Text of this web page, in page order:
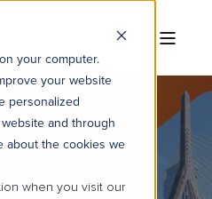
your computer.
your website
personalized
and through
about the cookies we
when you visit our